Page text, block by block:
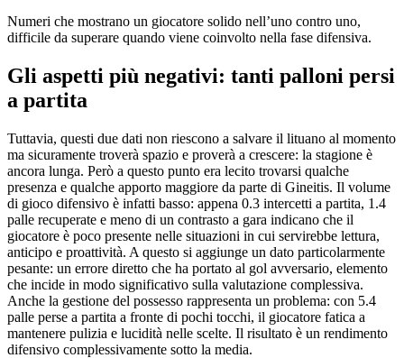
Numeri che mostrano un giocatore solido nell’uno contro uno,
difficile da superare quando viene coinvolto nella fase difensiva.
Gli aspetti più negativi: tanti palloni persi
a partita
Tuttavia, questi due dati non riescono a salvare il lituano al momento
ma sicuramente troverà spazio e proverà a crescere: la stagione è
ancora lunga. Però a questo punto era lecito trovarsi qualche
presenza e qualche apporto maggiore da parte di Gineitis. Il volume
di gioco difensivo è infatti basso: appena 0.3 intercetti a partita, 1.4
palle recuperate e meno di un contrasto a gara indicano che il
giocatore è poco presente nelle situazioni in cui servirebbe lettura,
anticipo e proattività. A questo si aggiunge un dato particolarmente
pesante: un errore diretto che ha portato al gol avversario, elemento
che incide in modo significativo sulla valutazione complessiva.
Anche la gestione del possesso rappresenta un problema: con 5.4
palle perse a partita a fronte di pochi tocchi, il giocatore fatica a
mantenere pulizia e lucidità nelle scelte. Il risultato è un rendimento
difensivo complessivamente sotto la media.